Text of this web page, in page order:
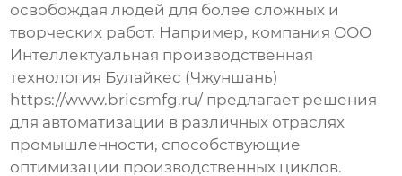
освобождая людей для более сложных и
творческих работ. Например, компания ООО
Интеллектуальная производственная
технология Булайкес (Чжуншань)
https://www.bricsmfg.ru/ предлагает решения
для автоматизации в различных отраслях
промышленности, способствующие
оптимизации производственных циклов.